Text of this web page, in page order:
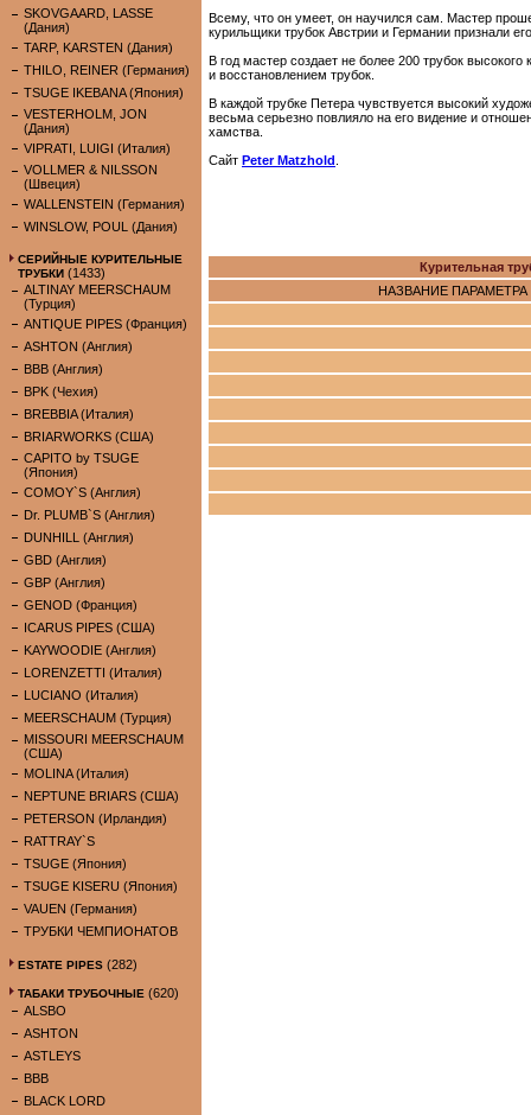
SKOVGAARD, LASSE
(Дания)
TARP, KARSTEN (Дания)
THILO, REINER (Германия)
TSUGE IKEBANA (Япония)
VESTERHOLM, JON
(Дания)
VIPRATI, LUIGI (Италия)
VOLLMER & NILSSON
(Швеция)
WALLENSTEIN (Германия)
WINSLOW, POUL (Дания)
СЕРИЙНЫЕ КУРИТЕЛЬНЫЕ
ТРУБКИ (1433)
ALTINAY MEERSCHAUM
(Турция)
ANTIQUE PIPES (Франция)
ASHTON (Англия)
BBB (Англия)
BPK (Чехия)
BREBBIA (Италия)
BRIARWORKS (США)
CAPITO by TSUGE
(Япония)
COMOY`S (Англия)
Dr. PLUMB`S (Англия)
DUNHILL (Англия)
GBD (Англия)
GBP (Англия)
GENOD (Франция)
ICARUS PIPES (США)
KAYWOODIE (Англия)
LORENZETTI (Италия)
LUCIANO (Италия)
MEERSCHAUM (Турция)
MISSOURI MEERSCHAUM
(США)
MOLINA (Италия)
NEPTUNE BRIARS (США)
PETERSON (Ирландия)
RATTRAY`S
TSUGE (Япония)
TSUGE KISERU (Япония)
VAUEN (Германия)
ТРУБКИ ЧЕМПИОНАТОВ
ESTATE PIPES (282)
ТАБАКИ ТРУБОЧНЫЕ (620)
ALSBO
ASHTON
ASTLEYS
BBB
BLACK LORD
Всему, что он умеет, он научился сам. Мастер
курильщики трубок Австрии и Германии признали
В год мастер создает не более 200 трубок
и восстановлением трубок.
В каждой трубке Петера чувствуется высокий
весьма серьезно повлияло на его видение и
хамства.
Сайт Peter Matzhold
Курительная
НАЗВАНИЕ ПАРАМЕТРА